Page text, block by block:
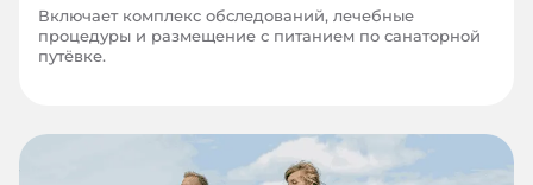
Включает комплекс обследований, лечебные
процедуры и размещение с питанием по санаторной
путёвке.